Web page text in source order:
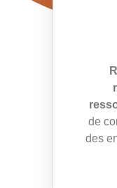
de
des